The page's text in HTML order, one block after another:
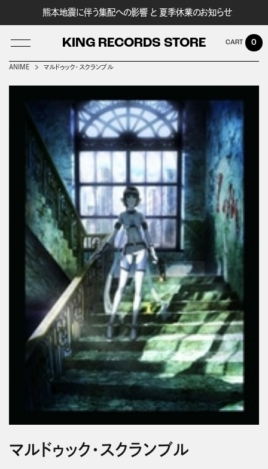
熊本地震に伴う集配への影響 と 夏季休業のお知らせ
KING RECORDS STORE
LOG IN
0
ANIME マルドゥック・スクランブル
マルドゥック・スクランブル